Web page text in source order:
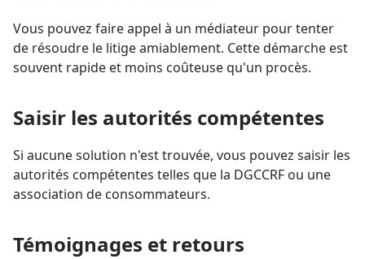
Vous pouvez faire appel à un médiateur pour tenter
de résoudre le litige amiablement. Cette démarche est
souvent rapide et moins coûteuse qu'un procès.
Saisir les autorités compétentes
Si aucune solution n'est trouvée, vous pouvez saisir les
autorités compétentes telles que la DGCCRF ou une
association de consommateurs.
Témoignages et retours